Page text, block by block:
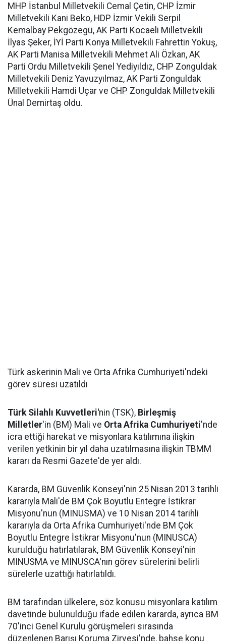
MHP İstanbul Milletvekili Cemal Çetin, CHP İzmir
Milletvekili Kani Beko, HDP İzmir Vekili Serpil
Kemalbay Pekgözegü, AK Parti Kocaeli Milletvekili
İlyas Şeker, İYİ Parti Konya Milletvekili Fahrettin Yokuş,
AK Parti Manisa Milletvekili Mehmet Ali Özkan, AK
Parti Ordu Milletvekili Şenel Yediyıldız, CHP Zonguldak
Milletvekili Deniz Yavuzyılmaz, AK Parti Zonguldak
Milletvekili Hamdi Uçar ve CHP Zonguldak Milletvekili
Ünal Demirtaş oldu.
Türk askerinin Mali ve Orta Afrika Cumhuriyeti'ndeki
görev süresi uzatıldı
Türk Silahlı Kuvvetleri'nin (TSK), Birleşmiş
Milletler'in (BM) Mali ve Orta Afrika Cumhuriyeti'nde
icra ettiği harekat ve misyonlara katılımına ilişkin
verilen yetkinin bir yıl daha uzatılmasına ilişkin TBMM
kararı da Resmi Gazete'de yer aldı.
Kararda, BM Güvenlik Konseyi'nin 25 Nisan 2013 tarihli
kararıyla Mali'de BM Çok Boyutlu Entegre İstikrar
Misyonu'nun (MINUSMA) ve 10 Nisan 2014 tarihli
kararıyla da Orta Afrika Cumhuriyeti'nde BM Çok
Boyutlu Entegre İstikrar Misyonu'nun (MINUSCA)
kurulduğu hatırlatılarak, BM Güvenlik Konseyi'nin
MINUSMA ve MINUSCA'nın görev sürelerini belirli
sürelerle uzattığı hatırlatıldı.
BM tarafından ülkelere, söz konusu misyonlara katılım
davetinde bulunulduğu ifade edilen kararda, ayrıca BM
70'inci Genel Kurulu görüşmeleri sırasında
düzenlenen Barışı Koruma Zirvesi'nde, bahse konu